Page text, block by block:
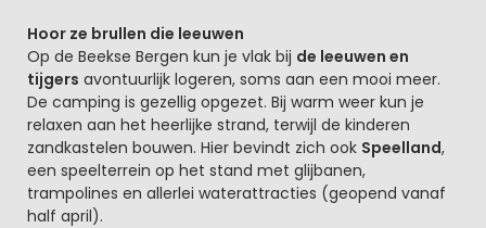
Hoor ze brullen die leeuwen
Op de Beekse Bergen kun je vlak bij de leeuwen en
tijgers avontuurlijk logeren, soms aan een mooi meer.
De camping is gezellig opgezet. Bij warm weer kun je
relaxen aan het heerlijke strand, terwijl de kinderen
zandkastelen bouwen. Hier bevindt zich ook Speelland,
een speelterrein op het stand met glijbanen,
trampolines en allerlei waterattracties (geopend vanaf
half april).